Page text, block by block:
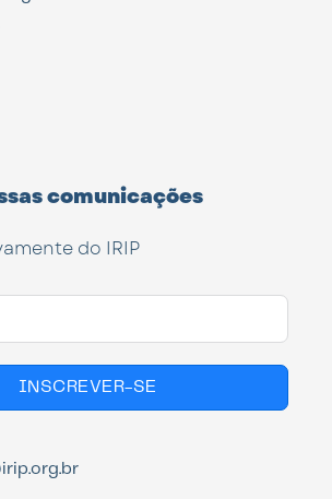
comunicações
do IRIP
INSCREVER-SE